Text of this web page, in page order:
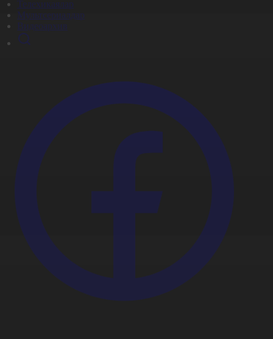
Телехикаялар
Мультсериалдар
Видеоархив